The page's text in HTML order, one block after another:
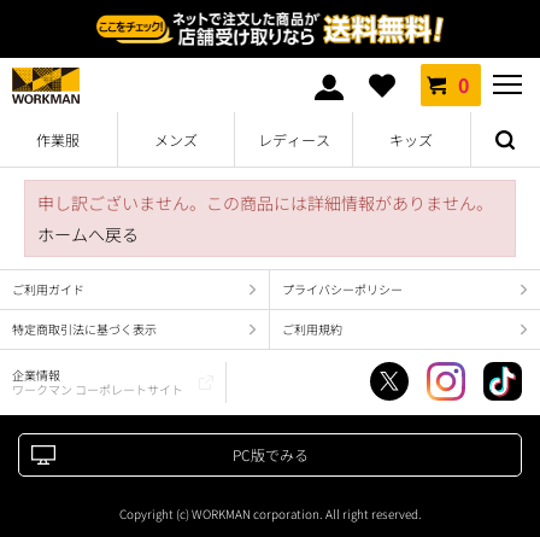
0
作業服 メンズ レディース キッズ
申し訳ございません。この商品には詳細情報がありません。
ホームへ戻る
ご利用ガイド プライバシーポリシー
特定商取引法に基づく表示 ご利用規約
企業情報
ワークマン コーポレートサイト
PC版でみる
Copyright (c) WORKMAN corporation. All right reserved.